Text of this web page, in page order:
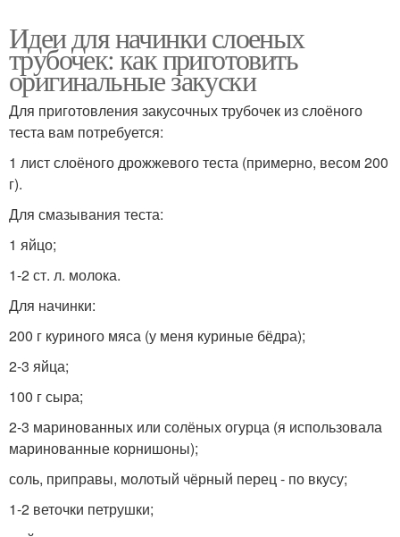
Идеи для начинки слоеных
трубочек: как приготовить
оригинальные закуски
Для приготовления закусочных трубочек из слоёного
теста вам потребуется:
1 лист слоёного дрожжевого теста (примерно, весом 200
г).
Для смазывания теста:
1 яйцо;
1-2 ст. л. молока.
Для начинки:
200 г куриного мяса (у меня куриные бёдра);
2-3 яйца;
100 г сыра;
2-3 маринованных или солёных огурца (я использовала
маринованные корнишоны);
соль, приправы, молотый чёрный перец - по вкусу;
1-2 веточки петрушки;